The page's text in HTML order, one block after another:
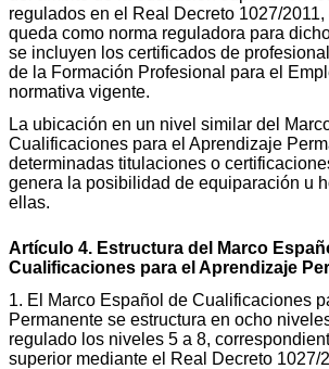
regulados en el Real Decreto 1027/
queda como norma reguladora para
se incluyen los certificados de
de la Formación Profesional para el
normativa vigente.
La ubicación en un nivel similar del
Cualificaciones para el Aprendizaje
determinadas titulaciones o
genera la posibilidad de equiparación u
ellas.
Artículo 4. Estructura del Marco
Cualificaciones para el Aprendizaje
1. El Marco Español de Cualificaciones
Permanente se estructura en ocho
regulado los niveles 5 a 8,
superior mediante el Real Decreto 1027/